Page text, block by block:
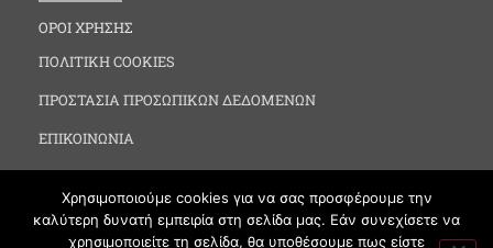
ΟΡΟΙ ΧΡΗΣΗΣ
ΠΟΛΙΤΙΚΗ COOKIES
ΠΡΟΣΤΑΣΙΑ ΠΡΟΣΩΠΙΚΩΝ ΔΕΔΟΜΕΝΩΝ
ΕΠΙΚΟΙΝΩΝΙΑ
Χρησιμοποιούμε cookies για να σας προσφέρουμε την
καλύτερη δυνατή εμπειρία στη σελίδα μας. Εάν συνεχίσετε να
χρησιμοποιείτε τη σελίδα, θα υποθέσουμε πως είστε